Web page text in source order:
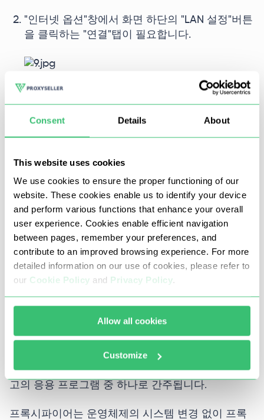
Consent Details About
This website uses cookies
We use cookies to ensure the proper functioning of our
website. These cookies enable us to identify your device
and perform various functions that enhance your overall
user experience. Cookies enable efficient navigation
between pages, remember your preferences, and
contribute to an improved browsing experience. For more
detailed information on our use of cookies, please refer to
our Cookie Policy and Privacy Policy.
Allow all cookies
Customize
"인터넷 옵션"창에서 화면 하단의 "LAN 설정"버튼
을 클릭하는 "연결"탭이 필요합니다.
"로컬 네트워크 설정 구성" 창이 추가로 열리고 자
동 설정 및 프록시 설정 반대쪽의 모든 확인란을
설정을 적용하는 것입니다. 오류가 있는 사이트에
대한 액세스를 확인합니다. 때때로 재부팅이 필요
합니다.
Windows 10의 경우 위에서 설명한 방법으로 방화벽
을 확인하면 운영 체제의 7번째, 8번째, 10번째 버전
에서도 유사하게 방화벽을 확인할 수 있습니다.
도움이 되는 프록시
표준 방법으로 프록시 설정을 확인할 수 없는 경우가
있습니다. 그러한 순간에 타사 소프트웨어에 의지 할
가치가 있습니다. 프록시퍼는 해당 세그먼트에서 최
고의 응용 프로그램 중 하나로 간주됩니다.
프록시파이어는 운영체제의 시스템 변경 없이 프록